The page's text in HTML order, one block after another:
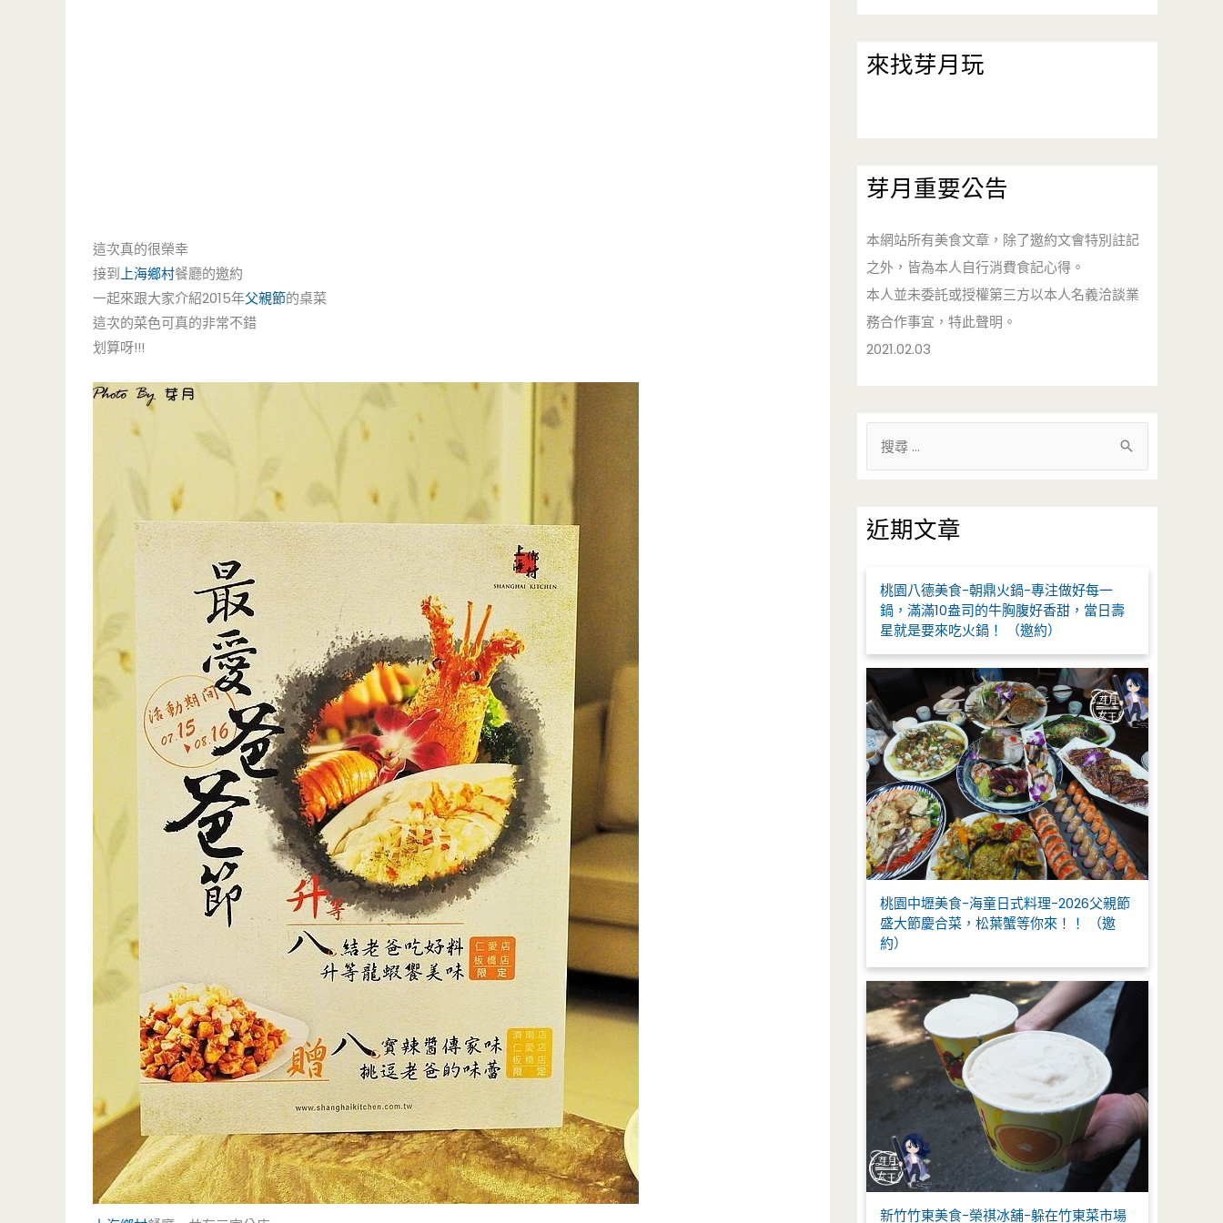
這次真的很榮幸
接到上海鄉村餐廳的邀約
一起來跟大家介紹2015年父親節的桌菜
這次的菜色可真的非常不錯
划算呀!!!
來找芽月玩
芽月重要公告
本網站所有美食文章，除了邀約文會特別註記
之外，皆為本人自行消費食記心得。
本人並未委託或授權第三方以本人名義洽談業
務合作事宜，特此聲明。
2021.02.03
鍵
字
近期文章
桃園八德美食-朝鼎火鍋-專注做好每一
鍋，滿滿10盎司的牛胸腹好香甜，當日壽
星就是要來吃火鍋！ （邀約）
桃園中壢美食-海童日式料理-2026父親節
盛大節慶合菜，松葉蟹等你來！！ （邀
約）
新竹竹東美食-榮祺冰舖-躲在竹東菜市場